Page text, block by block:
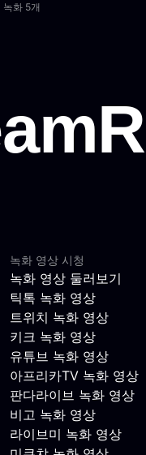
녹화 5개
녹화 영상 시청
녹화 영상 둘러보기
틱톡 녹화 영상
트위치 녹화 영상
키크 녹화 영상
유튜브 녹화 영상
아프리카TV 녹화 영상
판다라이브 녹화 영상
비고 녹화 영상
라이브미 녹화 영상